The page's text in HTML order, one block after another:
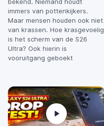
immers van pottenkijkers.
Maar mensen houden ook niet
van krassen. Hoe krasgevoelig
is het scherm van de S26
Ultra? Ook hierin is
vooruitgang geboekt